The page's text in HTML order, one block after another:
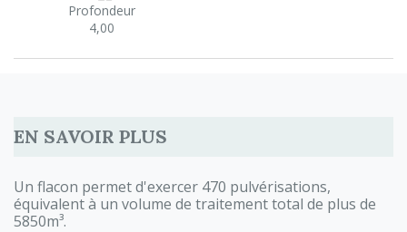
Profondeur
4,00
EN SAVOIR PLUS
Un flacon permet d'exercer 470 pulvérisations,
équivalent à un volume de traitement total de plus de
5850m³.